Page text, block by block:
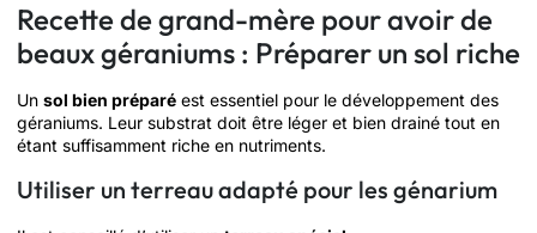
Recette de grand-mère pour avoir de
beaux géraniums : Préparer un sol riche
Un sol bien préparé est essentiel pour le développement des
géraniums. Leur substrat doit être léger et bien drainé tout en
étant suffisamment riche en nutriments.
Utiliser un terreau adapté pour les génarium